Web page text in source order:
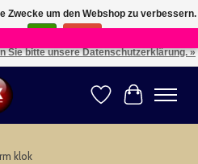
×
DE -- Choose your language: EN ⇓ ⇒
Wunschzettel
Ihr
klok
Zwecke um den Webshop zu verbessern.
Sie bitte unsere Datenschutzerklärung. »